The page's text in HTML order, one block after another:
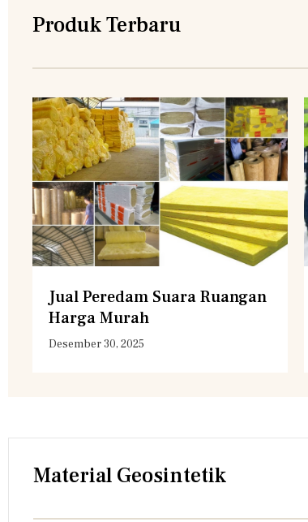
Produk Terbaru
Jual Peredam Suara Ruangan
Harga Murah
Desember 30, 2025
Material Geosintetik